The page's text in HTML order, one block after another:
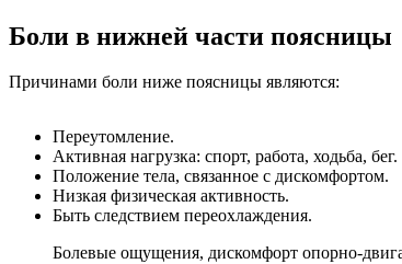
Боли в нижней части поясницы
Причинами боли ниже поясницы являются:
Переутомление.
Активная нагрузка: спорт, работа, ходьба, бег.
Положение тела, связанное с дискомфортом.
Низкая физическая активность.
Быть следствием переохлаждения.
Болевые ощущения, дискомфорт опорно-